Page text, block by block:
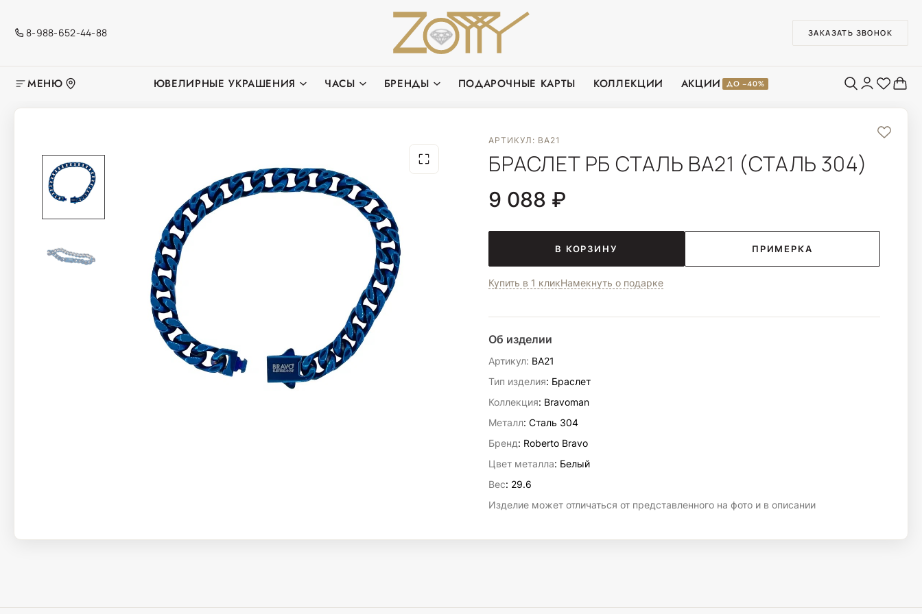
8-988-652-44-88 ЗАКАЗАТЬ ЗВОНОК
МЕНЮ ЮВЕЛИРНЫЕ УКРАШЕНИЯ ЧАСЫ БРЕНДЫ ПОДАРОЧНЫЕ КАРТЫ КОЛЛЕКЦИИ АКЦИИ ДО −40%
АРТИКУЛ: BA21
БРАСЛЕТ РБ СТАЛЬ BA21 (СТАЛЬ 304)
9 088 ₽
В КОРЗИНУ ПРИМЕРКА
Купить в 1 кликНамекнуть о подарке
Об изделии
Артикул: BA21
Тип изделия: Браслет
Коллекция: Bravoman
Металл: Сталь 304
Бренд: Roberto Bravo
Цвет металла: Белый
Вес: 29.6
Изделие может отличаться от представленного на фото и в описании